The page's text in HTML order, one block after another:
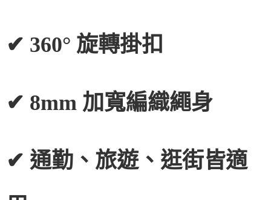
✔ 360° 旋轉掛扣
✔ 8mm 加寬編織繩身
✔ 通勤、旅遊、逛街皆適